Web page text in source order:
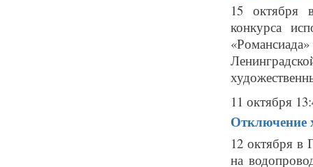
15 октября
конкурса
11 октября
Отключение
12 октября в
на